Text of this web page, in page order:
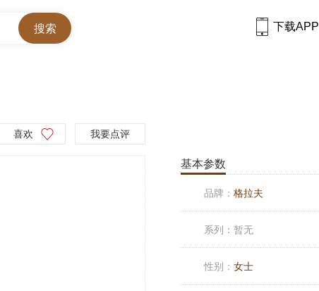
下载APP
喜欢 我要点评
基本参数
品牌： 格拉夫
系列： 暂无
性别： 女士